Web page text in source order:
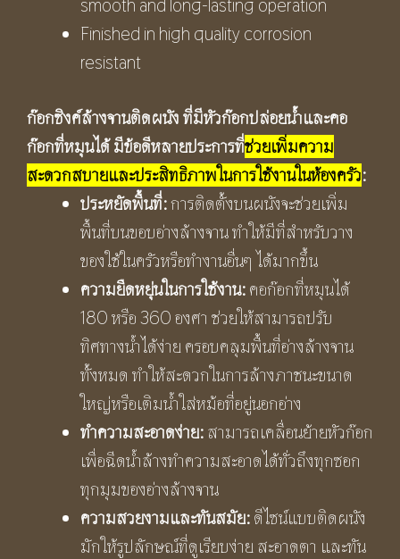
smooth and long-lasting operation
Finished in high quality corrosion
resistant
ก๊อกซิงค์ล้างจานติดผนัง ที่มีหัวก๊อกปล่อยน้ำและคอ
ก๊อกที่หมุนได้ มีข้อดีหลายประการที่ช่วยเพิ่มความ
สะดวกสบายและประสิทธิภาพในการใช้งานในห้องครัว:
ประหยัดพื้นที่:การติดตั้งบนผนังจะช่วยเพิ่ม
พื้นที่บนขอบอ่างล้างจาน ทำให้มีที่สำหรับวาง
ของใช้ในครัวหรือทำงานอื่นๆ ได้มากขึ้น
ความยืดหยุ่นในการใช้งาน:คอก๊อกที่หมุนได้
180 หรือ 360 องศา ช่วยให้สามารถปรับ
ทิศทางน้ำได้ง่าย ครอบคลุมพื้นที่อ่างล้างจาน
ทั้งหมด ทำให้สะดวกในการล้างภาชนะขนาด
ใหญ่หรือเติมน้ำใส่หม้อที่อยู่นอกอ่าง
ทำความสะอาดง่าย:สามารถเคลื่อนย้ายหัวก๊อก
เพื่อฉีดน้ำล้างทำความสะอาดได้ทั่วถึงทุกซอก
ทุกมุมของอ่างล้างจาน
ความสวยงามและทันสมัย:ดีไซน์แบบติดผนัง
มักให้รูปลักษณ์ที่ดูเรียบง่าย สะอาดตา และทัน